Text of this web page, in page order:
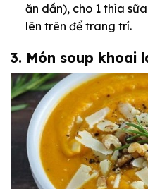
ăn dần), cho 1 thìa
lên trên để trang trí.
3. Món soup khoai